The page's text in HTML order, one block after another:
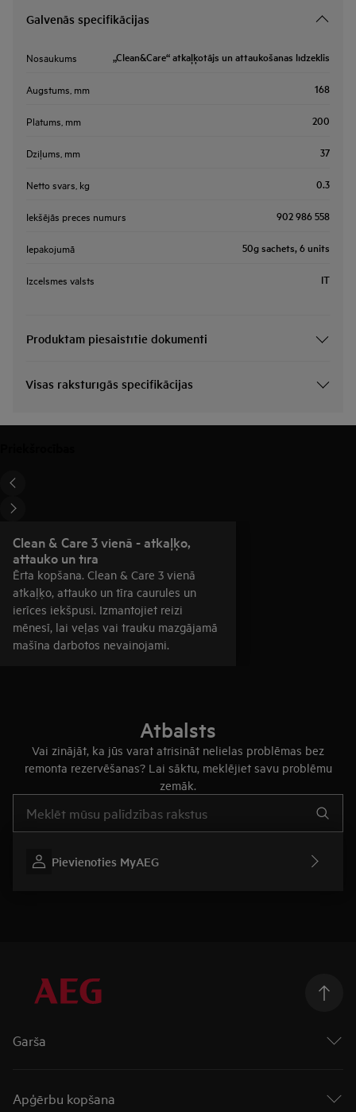
Galvenās specifikācijas
Nosaukums „Clean&Care“ atkaļķotājs un attaukošanas līdzeklis
Augstums, mm 168
Platums, mm 200
Dziļums, mm 37
Netto svars, kg 0.3
Iekšējās preces numurs 902 986 558
Iepakojumā 50g sachets, 6 units
Izcelsmes valsts IT
Produktam piesaistītie dokumenti
Visas raksturīgās specifikācijas
Clean & Care 3 vienā - atkaļķo,
attauko un tīra
Ērta kopšana. Clean & Care 3 vienā
atkaļķo, attauko un tīra caurules un
ierīces iekšpusi. Izmantojiet reizi
mēnesī, lai veļas vai trauku mazgājamā
mašīna darbotos nevainojami.
Atbalsts
Vai zinājāt, ka jūs varat atrisināt nelielas problēmas bez
remonta rezervēšanas? Lai sāktu, meklējiet savu problēmu
zemāk.
Pievienoties MyAEG
Garša
Virsmas
Apģērbu kopšana